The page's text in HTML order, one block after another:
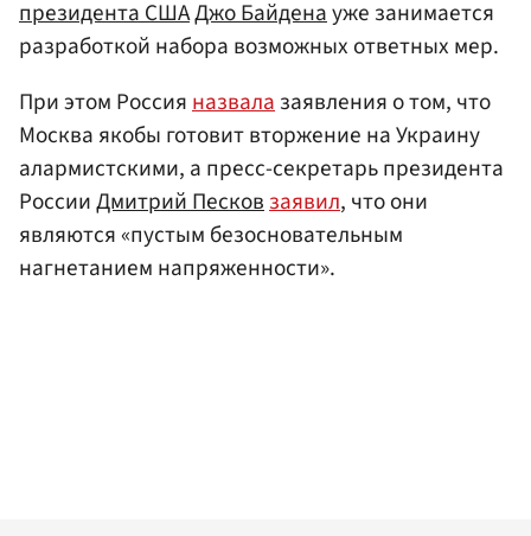
президента СШАДжо Байденауже занимается
разработкой набора возможных ответных мер.
При этом Россияназвалазаявления о том, что
Москва якобы готовит вторжение на Украину
алармистскими, а пресс-секретарь президента
РоссииДмитрий Песковзаявил, что они
являются «пустым безосновательным
нагнетанием напряженности».